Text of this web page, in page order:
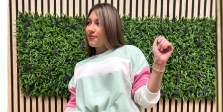
FIANZA TIKTOK
MODA CHICA
BEAUTY
PERFUMES